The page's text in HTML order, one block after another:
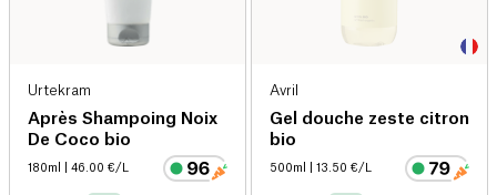
Urtekram
Après Shampoing Noix
De Coco bio
180ml | 46.00 €/L
Avril
Gel douche zeste citron
bio
500ml | 13.50 €/L